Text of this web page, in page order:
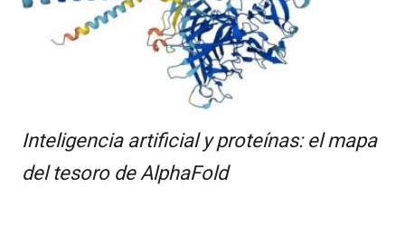
Inteligencia artificial y proteínas: el mapa
del tesoro de AlphaFold